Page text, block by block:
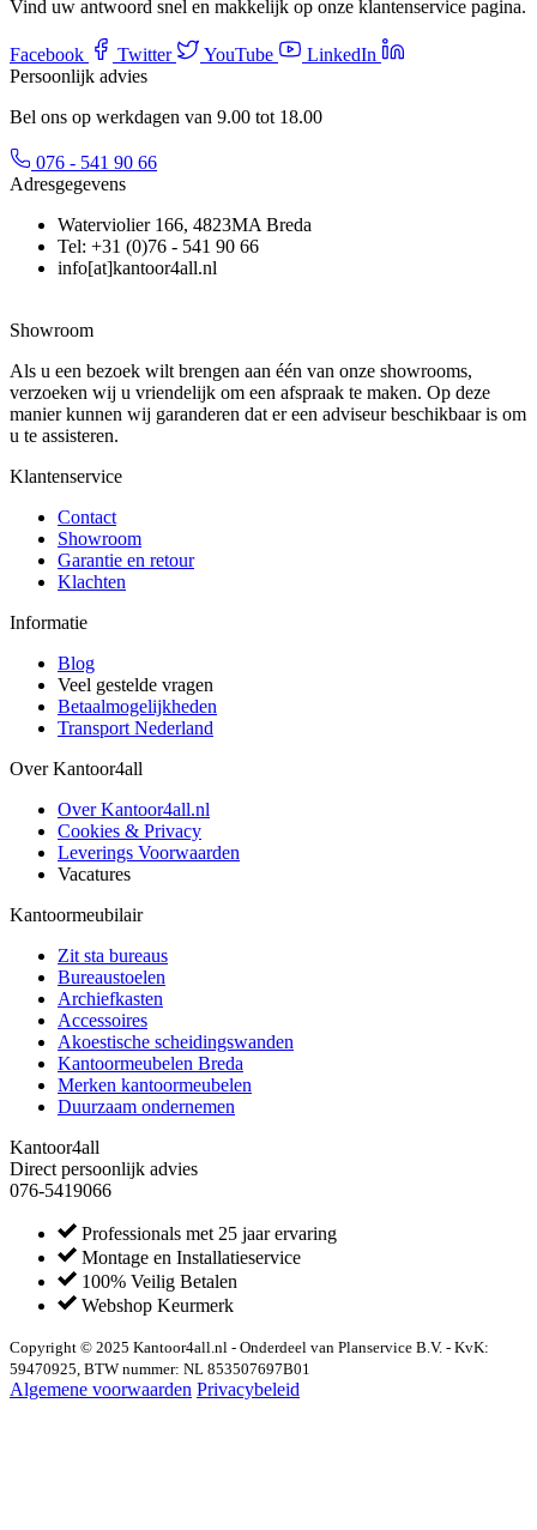
Vind uw antwoord snel en makkelijk op onze klantenservice pagina.
Facebook Twitter YouTube
LinkedIn
Persoonlijk advies
Bel ons op werkdagen van 9.00 tot 18.00
076 - 541 90 66
Adresgegevens
Waterviolier 166, 4823MA Breda
Tel: +31 (0)76 - 541 90 66
info[at]kantoor4all.nl
Showroom
Als u een bezoek wilt brengen aan één van onze showrooms,
verzoeken wij u vriendelijk om een afspraak te maken. Op deze
manier kunnen wij garanderen dat er een adviseur beschikbaar is om
u te assisteren.
Klantenservice
Contact
Showroom
Garantie en retour
Klachten
Informatie
Blog
Veel gestelde vragen
Betaalmogelijkheden
Transport Nederland
Over Kantoor4all
Over Kantoor4all.nl
Cookies & Privacy
Leverings Voorwaarden
Vacatures
Kantoormeubilair
Zit sta bureaus
Bureaustoelen
Archiefkasten
Accessoires
Akoestische scheidingswanden
Kantoormeubelen Breda
Merken kantoormeubelen
Duurzaam ondernemen
Kantoor4all
Direct persoonlijk advies
076-5419066
Professionals met 25 jaar ervaring
Montage en Installatieservice
100% Veilig Betalen
Webshop Keurmerk
Copyright © 2025 Kantoor4all.nl - Onderdeel van Planservice B.V. - KvK:
59470925, BTW nummer: NL 853507697B01
Algemene voorwaarden Privacybeleid